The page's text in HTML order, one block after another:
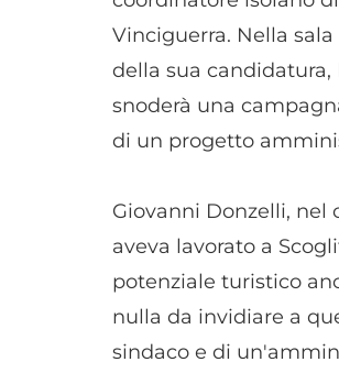
Vinciguerra. Nella
della sua
snoderà una
di un progetto
Giovanni Donzelli, nel
aveva lavorato a
potenziale turistico
nulla da invidiare a
sindaco e di